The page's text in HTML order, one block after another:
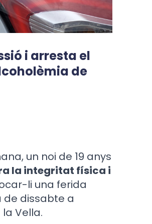
i arresta el
de
un noi de 19 anys
la integritat física i
li una ferida
de dissabte a
la Vella.